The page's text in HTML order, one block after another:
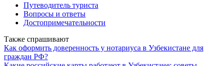
Путеводитель туриста
Вопросы и ответы
Достопримечательности
Также спрашивают
Как оформить доверенность у нотариуса в Узбекистане для
граждан РФ?